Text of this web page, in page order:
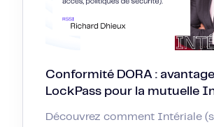
Conformité DORA :
LockPass pour la mutuelle
Découvrez comment Intériale